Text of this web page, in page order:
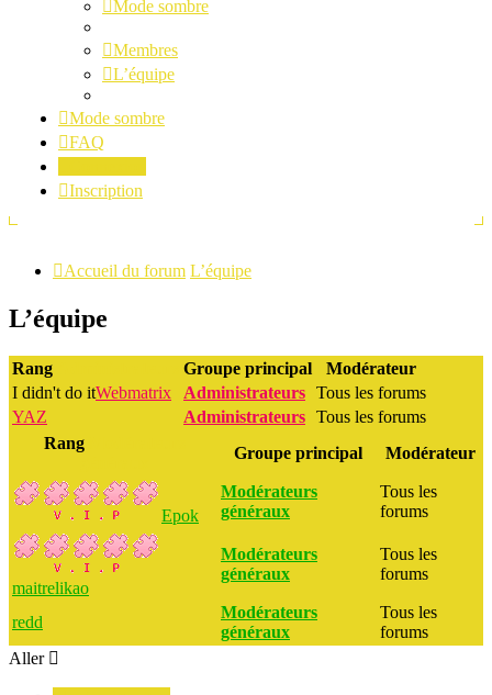
Mode sombre
Membres
L’équipe
Mode sombre
FAQ
Inscription
Accueil du forum L’équipe
L’équipe
Rang Groupe principal
Modérateur
I didn't do itWebmatrix Administrateurs Tous les forums
YAZ
Administrateurs Tous les forums
Rang
Groupe principal Modérateur
Epok
Modérateurs
généraux
Tous les
forums
maitrelikao
Modérateurs
généraux
Tous les
forums
redd
Modérateurs
généraux
Tous les
forums
Aller